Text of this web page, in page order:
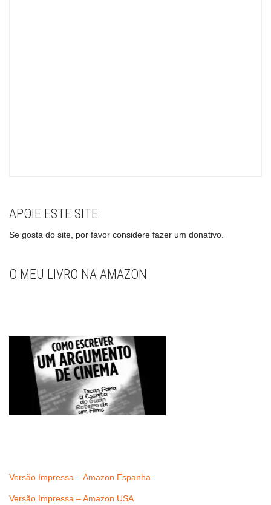
APOIE ESTE SITE
Se gosta do site, por favor considere fazer um donativo.
O MEU LIVRO NA AMAZON
Versão Impressa – Amazon Espanha
Versão Impressa – Amazon USA